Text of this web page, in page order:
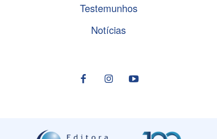
Testemunhos
Notícias